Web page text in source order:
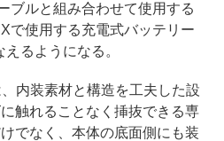
ブルと組み合わせて使用する
で使用する充電式バッテリー
えるようになる。
内装素材と構造を工夫した設
触れることなく挿抜できる専
でなく、本体の底面側にも装